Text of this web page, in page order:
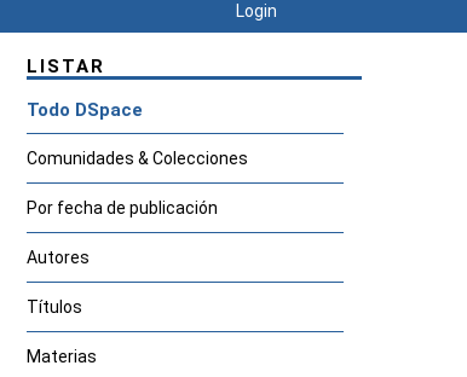
Login
LISTAR
Todo DSpace
Comunidades & Colecciones
Por fecha de publicación
Autores
Títulos
Materias